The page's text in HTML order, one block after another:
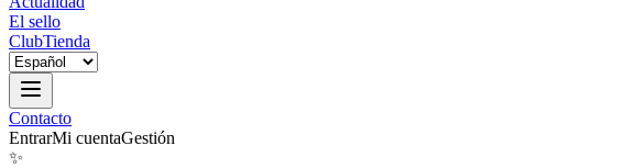
El sello
ClubTienda
Contacto
EntrarMi cuentaGestión
✨